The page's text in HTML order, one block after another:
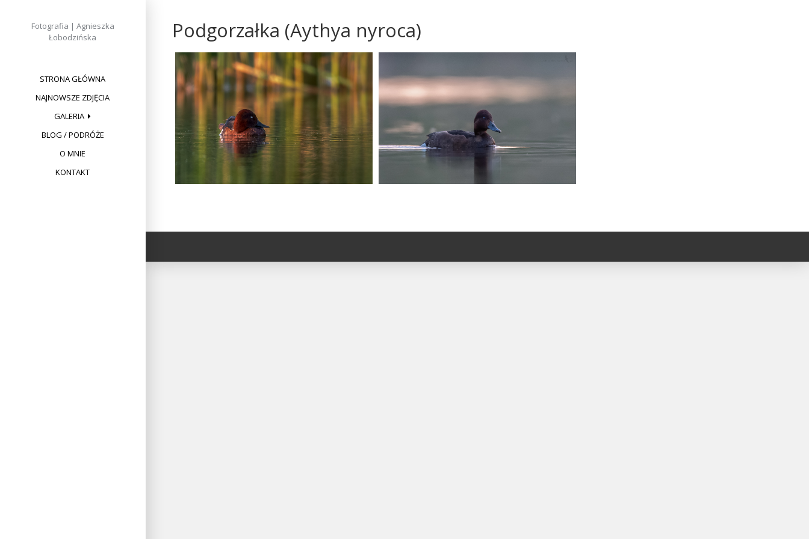
Fotografia | Agnieszka
Łobodzińska
STRONA GŁÓWNA
NAJNOWSZE ZDJĘCIA
GALERIA
BLOG / PODRÓŻE
O MNIE
KONTAKT
Podgorzałka (Aythya nyroca)